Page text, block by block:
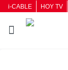
i-CABLE HOY TV